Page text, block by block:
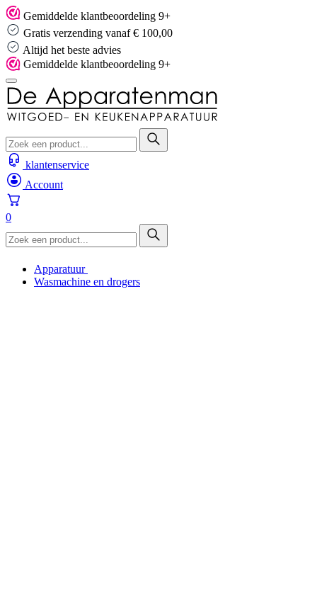
Skip
to
content
Gemiddelde klantbeoordeling 9+
Gratis verzending vanaf € 100,00
Altijd het beste advies
Gemiddelde klantbeoordeling 9+
klantenservice
Account
0
Apparatuur
Wasmachine en drogers